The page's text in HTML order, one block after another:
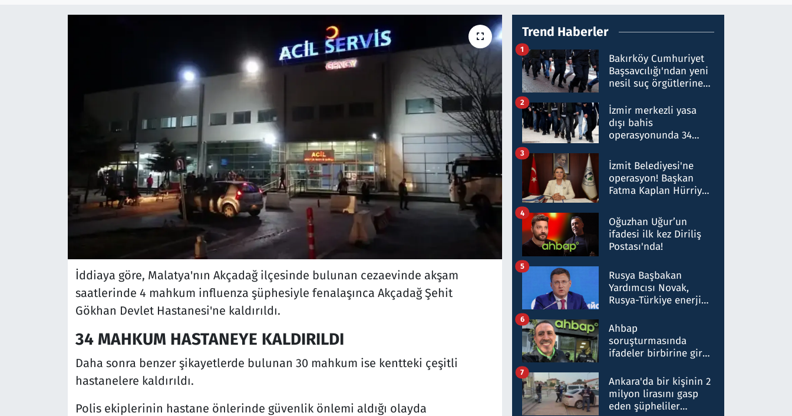
İddiaya göre, Malatya'nın Akçadağ ilçesinde bulunan cezaevinde akşam
saatlerinde 4 mahkum influenza şüphesiyle fenalaşınca Akçadağ Şehit
Gökhan Devlet Hastanesi'ne kaldırıldı.
34 MAHKUM HASTANEYE KALDIRILDI
Daha sonra benzer şikayetlerde bulunan 30 mahkum ise kentteki çeşitli
hastanelere kaldırıldı.
Polis ekiplerinin hastane önlerinde güvenlik önlemi aldığı olayda
Trend Haberler
Bakırköy Cumhuriyet
Başsavcılığı'ndan yeni
nesil suç örgütlerine
hakkında gözaltı kararı
1
İzmir merkezli yasa
dışı bahis
operasyonunda 34
Milyar liralık para
trafiği tespit edildi
2
İzmit Belediyesi'ne
operasyon! Başkan
Fatma Kaplan Hürriyet
3
Oğuzhan Uğur’un
ifadesi ilk kez Diriliş
Postası'nda!
4
Rusya Başbakan
Yardımcısı Novak,
Rusya-Türkiye enerji
nitelikte olduğunu
belirtti
5
Ahbap
soruşturmasında
ifadeler birbirine girdi:
ifadelerinden ortaya
çıkan tablo şok etti
6
Ankara'da bir kişinin 2
milyon lirasını gasp
eden şüpheliler
7
Televizyon